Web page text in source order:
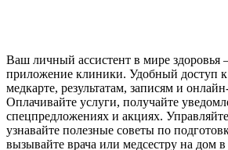
Ваш личный ассистент в мире
приложение клиники. Удобный доступ к
медкарте, результатам, записям и
Оплачивайте услуги, получайте
спецпредложениях и акциях.
узнавайте полезные советы по
вызывайте врача или медсестру на дом